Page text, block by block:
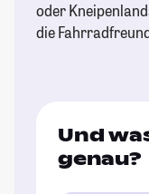
oder
die
Und
genau?